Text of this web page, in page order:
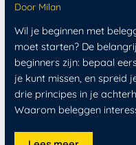
Door Milan
Wil je beginnen met
moet starten? De
beginners zijn: bepaal
je kunt missen, en spreid
drie principes in je
Waarom beleggen